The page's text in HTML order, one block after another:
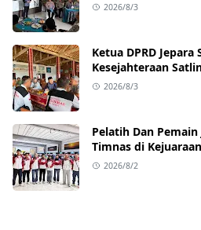
2026/8/3
Ketua DPRD
Kesejahteraan
2026/8/3
Pelatih Dan
Timnas di
Internasional
2026/8/2